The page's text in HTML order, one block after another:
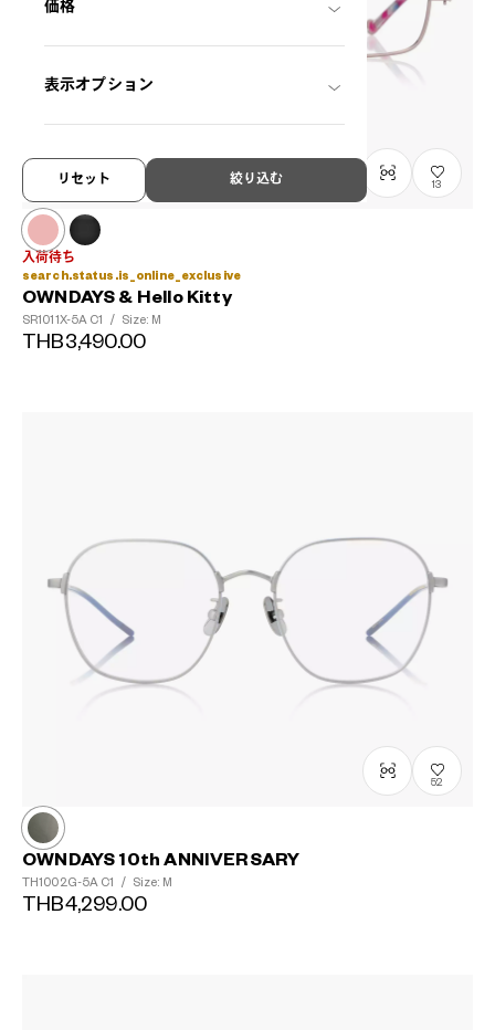
価格
表示オプション
絞り込む
リセット 13
入荷待ち
search.status.is_online_exclusive
OWNDAYS & Hello Kitty
SR1011X-5A C1 / Size: M
THB3,490.00
52
OWNDAYS 10th ANNIVERSARY
TH1002G-5A C1 / Size: M
THB4,299.00